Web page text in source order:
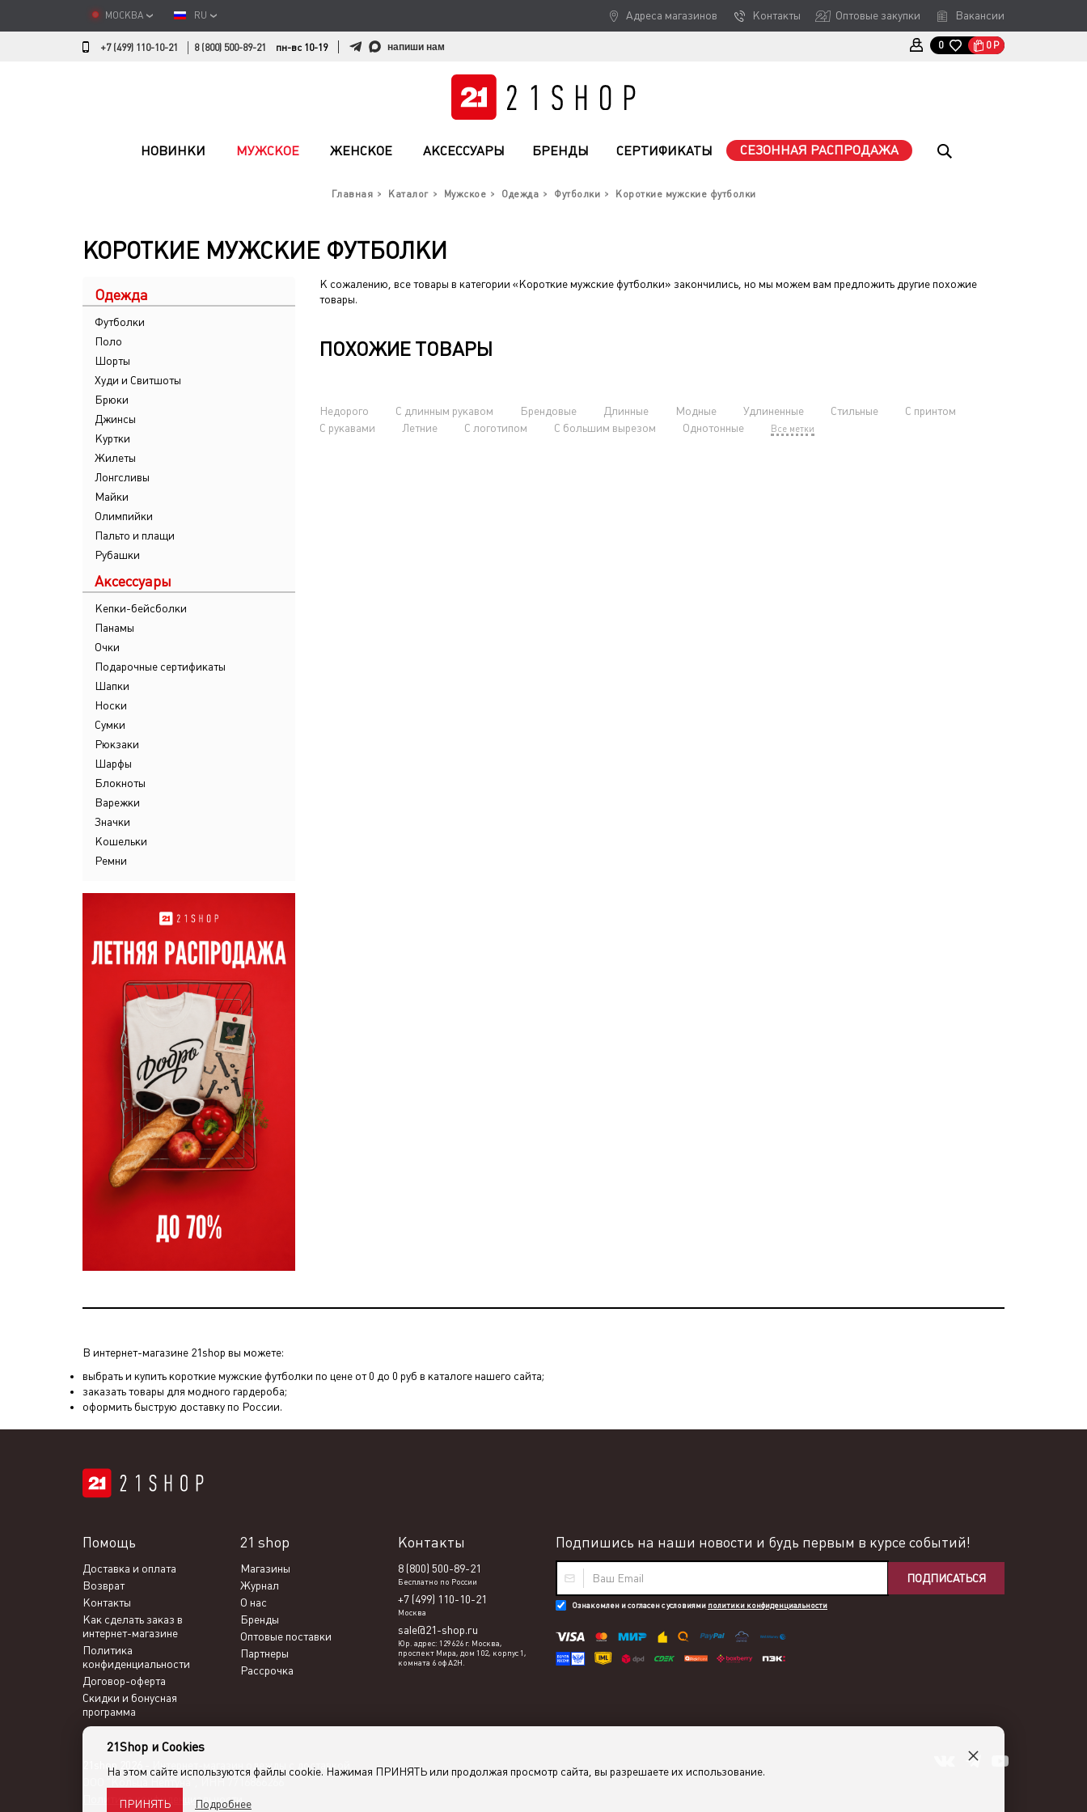
МОСКВА RU Адреса магазинов Контакты Оптовые закупки Вакансии
+7 (499) 110-10-21 8 (800) 500-89-21 пн-вс 10-19 напиши нам 0 0 Р
НОВИНКИ МУЖСКОЕ ЖЕНСКОЕ АКСЕССУАРЫ БРЕНДЫ СЕРТИФИКАТЫ СЕЗОННАЯ РАСПРОДАЖА
Главная Каталог Мужское Одежда Футболки Короткие мужские футболки
КОРОТКИЕ МУЖСКИЕ ФУТБОЛКИ
Одежда
Футболки
Поло
Шорты
Худи и Свитшоты
Брюки
Джинсы
Куртки
Жилеты
Лонгсливы
Майки
Олимпийки
Пальто и плащи
Рубашки
Аксессуары
Кепки-бейсболки
Панамы
Очки
Подарочные сертификаты
Шапки
Носки
Сумки
Рюкзаки
Шарфы
Блокноты
Варежки
Значки
Кошельки
Ремни
К сожалению, все товары в категории «Короткие мужские футболки» закончились, но мы можем вам предложить другие похожие
товары.
ПОХОЖИЕ ТОВАРЫ
Недорого С длинным рукавом Брендовые Длинные Модные Удлиненные Стильные
С принтом
С рукавами
Летние С логотипом С большим вырезом Однотонные Все метки
В интернет-магазине 21shop вы можете:
выбрать и купить короткие мужские футболки по цене от 0 до 0 руб в каталоге нашего сайта;
заказать товары для модного гардероба;
оформить быструю доставку по России.
Подпишись на наши новости и будь первым в курсе событий!
ПОДПИСАТЬСЯ
Ознакомлен и согласен с условиями политики конфиденциальности
21 shop
Магазины
Журнал
О нас
Бренды
Оптовые поставки
Партнеры
Рассрочка
Помощь
Доставка и оплата
Возврат
Контакты
Как сделать заказ в
интернет-магазине
Политика
конфиденциальности
Договор-оферта
Скидки и бонусная
программа
Контакты
8 (800) 500-89-21
Бесплатно по России
+7 (499) 110-10-21
Москва
sale@21-shop.ru
Юр. адрес: 129626 г. Москва,
проспект Мира, дом 102, корпус 1,
комната 6 оф А2Н.
21shop 2026 -
Интернет-магазин одежды с доставкой
ООО "Кольца Нептуна", ИНН 7716866266
Политика конфиденциальности
21Shop и Cookies
На этом сайте используются файлы cookie. Нажимая ПРИНЯТЬ или продолжая просмотр сайта, вы разрешаете их использование.
ПРИНЯТЬ Подробнее
×